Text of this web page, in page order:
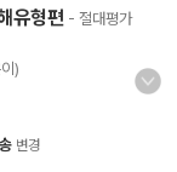
유형편 - 절대평가
)
변경